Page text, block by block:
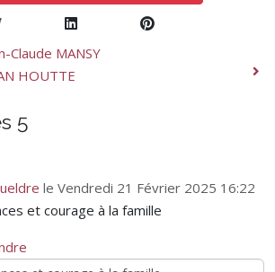
Claude MANSY
HOUTTE
5
le Vendredi 21 Février 2025 16:22
et courage à la famille